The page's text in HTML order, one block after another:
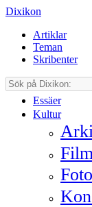
Dixikon
Artiklar
Teman
Skribenter
Essäer
Kultur
Film
Foto